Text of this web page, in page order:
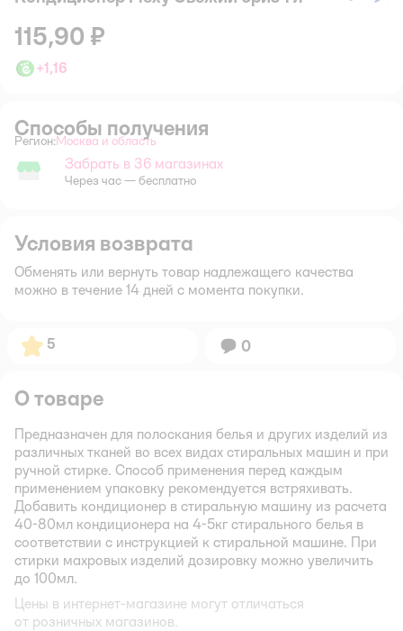
115,90 ₽
+1,16
Способы получения
Регион: Выбор адреса доставки.
Москва и область
Забрать в магазине
Забрать в 36 магазинах
Через час — бесплатно
Условия возврата
Обменять или вернуть товар надлежащего качества
можно в течение 14 дней с момента покупки.
Рейтинг:
5 Вопросов:
0
О товаре
Предназначен для полоскания белья и других изделий из
различных тканей во всех видах стиральных машин и при
ручной стирке. Способ применения перед каждым
применением упаковку рекомендуется встряхивать.
Добавить кондиционер в стиральную машину из расчета
40-80мл кондиционера на 4-5кг стирального белья в
соответствии с инструкцией к стиральной машине. При
стирки махровых изделий дозировку можно увеличить
до 100мл.
Цены в интернет-магазине могут отличаться
от розничных магазинов.